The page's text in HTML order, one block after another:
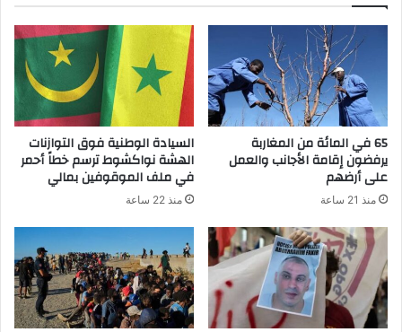
65 في المائة من المغاربة
يرفضون إقامة الأجانب والعمل
على أرضهم
منذ 21 ساعة
السيادة الوطنية فوق التوازنات
الهشة نواكشوط ترسم خطاً أحمر
في ملف الموقوفين بمالي
منذ 22 ساعة